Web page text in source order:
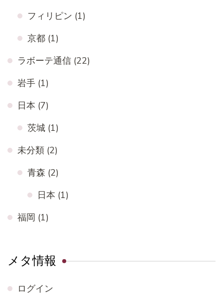
フィリピン (1)
京都 (1)
ラボーテ通信 (22)
岩手 (1)
日本 (7)
茨城 (1)
未分類 (2)
青森 (2)
日本 (1)
福岡 (1)
メタ情報
ログイン